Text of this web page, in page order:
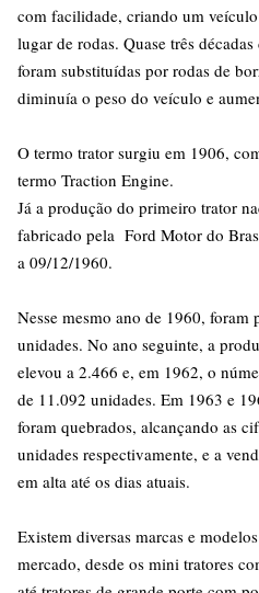
com facilidade, criando um
lugar de rodas. Quase três
foram substituídas por rodas de
diminuía o peso do veículo e
O termo trator surgiu em 1906,
termo Traction Engine.
Já a produção do primeiro trator
fabricado pela Ford Motor do
a 09/12/1960.
Nesse mesmo ano de 1960, foram
unidades. No ano seguinte, a
elevou a 2.466 e, em 1962, o
de 11.092 unidades. Em 1963 e
foram quebrados, alcançando as
unidades respectivamente, e a
em alta até os dias atuais.
Existem diversas marcas e
mercado, desde os mini tratores